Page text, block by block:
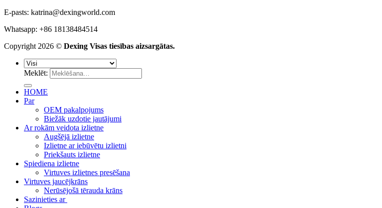
E-pasts: katrina@dexingworld.com
Whatsapp: +86 18138484514
Copyright 2026 © Dexing Visas tiesības aizsargātas.
Meklēt:
HOME
Par
OEM pakalpojums
Biežāk uzdotie jautājumi
Ar rokām veidota izlietne
Augšējā izlietne
Izlietne ar iebūvētu izlietni
Priekšauts izlietne
Spiediena izlietne
Virtuves izlietnes presēšana
Virtuves jaucējkrāns
Nerūsējošā tērauda krāns
Sazinieties ar